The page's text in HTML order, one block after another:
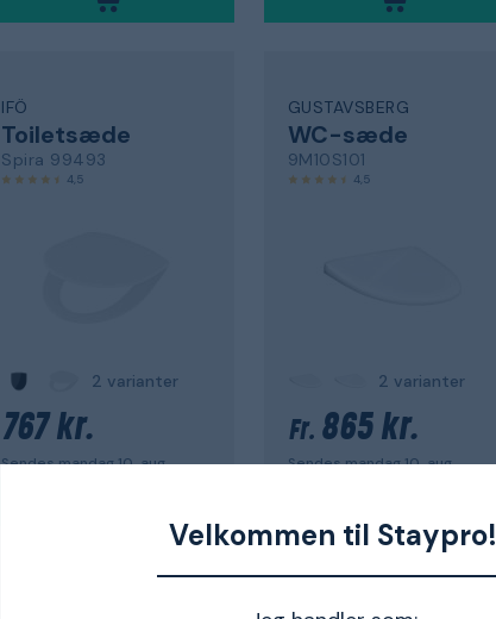
Velkommen til Staypro!
IFÖ
Toiletsæde
Spira 99493
4,5
2 varianter
767 kr.
Sendes mandag 10. aug.
GUSTAVSBERG
WC-sæde
9M10S101
4,5
2 varianter
Fr. 865 kr.
Sendes mandag 10. aug.
Nyhed
Back to work
GUSTAVSBERG